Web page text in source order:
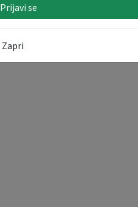
Prijavi se
Zapri